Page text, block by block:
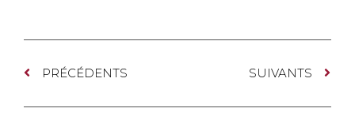
PRÉCÉDENTS SUIVANTS